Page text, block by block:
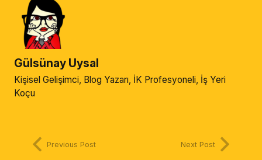
Gülsünay Uysal
Kişisel Gelişimci, Blog Yazarı, İK Profesyoneli, İş Yeri
Koçu
Previous Post Next Post